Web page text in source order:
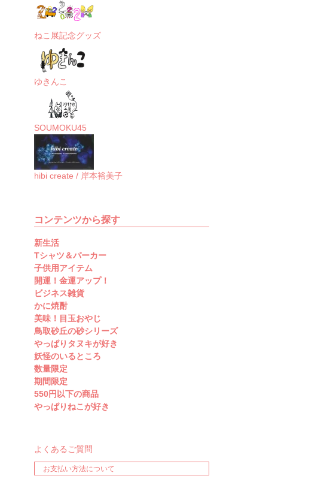
ねこ展記念グッズ
ゆきんこ
SOUMOKU45
hibi create / 岸本裕美子
コンテンツから探す
新生活
Tシャツ＆パーカー
子供用アイテム
開運！金運アップ！
ビジネス雑貨
かに焼酎
美味！目玉おやじ
鳥取砂丘の砂シリーズ
やっぱりタヌキが好き
妖怪のいるところ
数量限定
期間限定
550円以下の商品
やっぱりねこが好き
よくあるご質問
お支払い方法について